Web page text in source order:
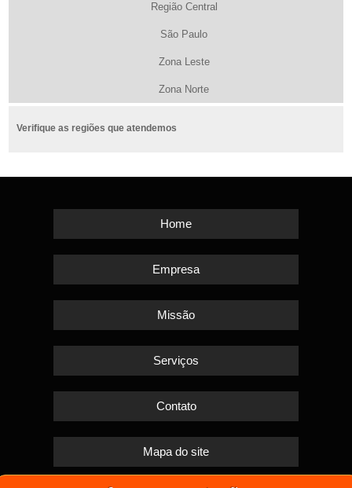
Região Central
São Paulo
Zona Leste
Zona Norte
Verifique as regiões que atendemos
Home
Empresa
Missão
Serviços
Contato
Mapa do site